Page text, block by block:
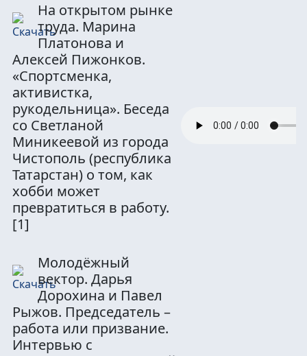
На открытом рынке
труда. Марина
Платонова и
Алексей Пижонков.
«Спортсменка,
активистка,
рукодельница». Беседа
со Светланой
Миникеевой из города
Чистополь (республика
Татарстан) о том, как
хобби может
превратиться в работу.
[1]
Молодёжный
вектор. Дарья
Дорохина и Павел
Рыжов. Председатель –
работа или призвание.
Интервью с